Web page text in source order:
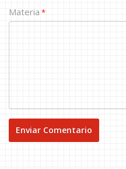
Materia *